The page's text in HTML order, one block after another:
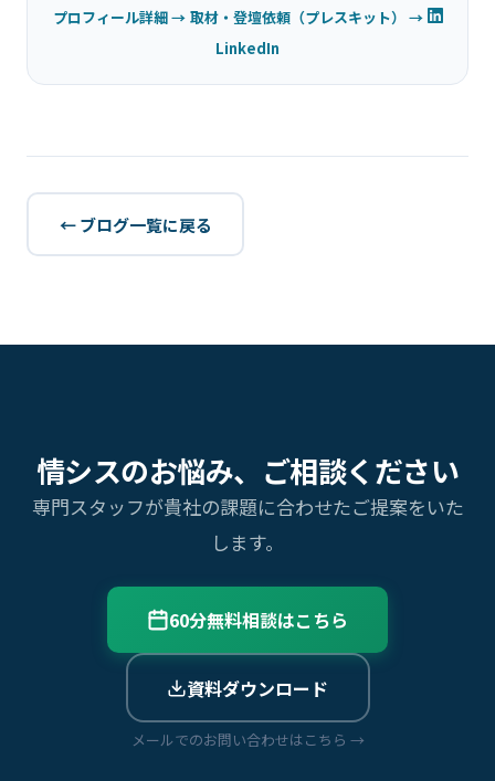
プロフィール詳細 → 取材・登壇依頼（プレスキット） →
LinkedIn
← ブログ一覧に戻る
情シスのお悩み、ご相談ください
専門スタッフが貴社の課題に合わせたご提案をいた
します。
60分無料相談はこちら
資料ダウンロード
メールでのお問い合わせはこちら →